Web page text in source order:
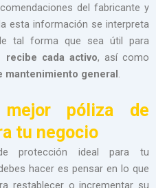
del fabricante y
esta información se interpreta
tal forma que sea útil para
cada activo, así como
mantenimiento general.
póliza de
tu negocio
protección ideal para tu
hacer es pensar en lo que
restablecer o incrementar su